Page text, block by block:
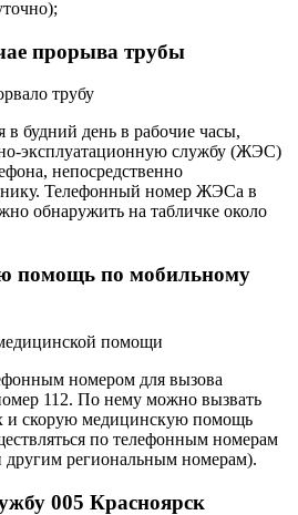
прорыва трубы
трубу
в будний день в рабочие часы,
эксплуатационную службу (ЖЭС)
непосредственно
Телефонный номер ЖЭСа в
обнаружить на табличке около
помощь по мобильному
помощи
номером для вызова
112. По нему можно вызвать
и скорую медицинскую помощь
по телефонным номерам
другим региональным номерам).
005 Красноярск